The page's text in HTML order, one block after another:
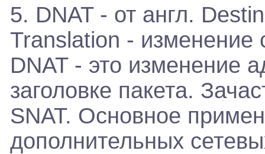
5. DNAT - от англ.
Translation - изменение
DNAT - это изменение
заголовке пакета.
SNAT. Основное
дополнительных